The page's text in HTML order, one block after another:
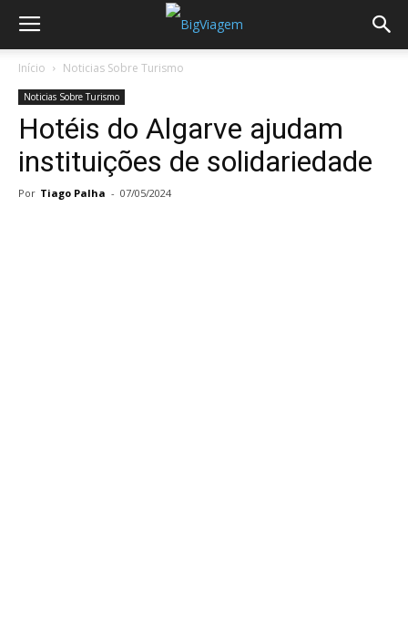
Início Noticias Sobre Turismo
Noticias Sobre Turismo
Hotéis do Algarve ajudam
instituições de solidariedade
Por Tiago Palha - 07/05/2024